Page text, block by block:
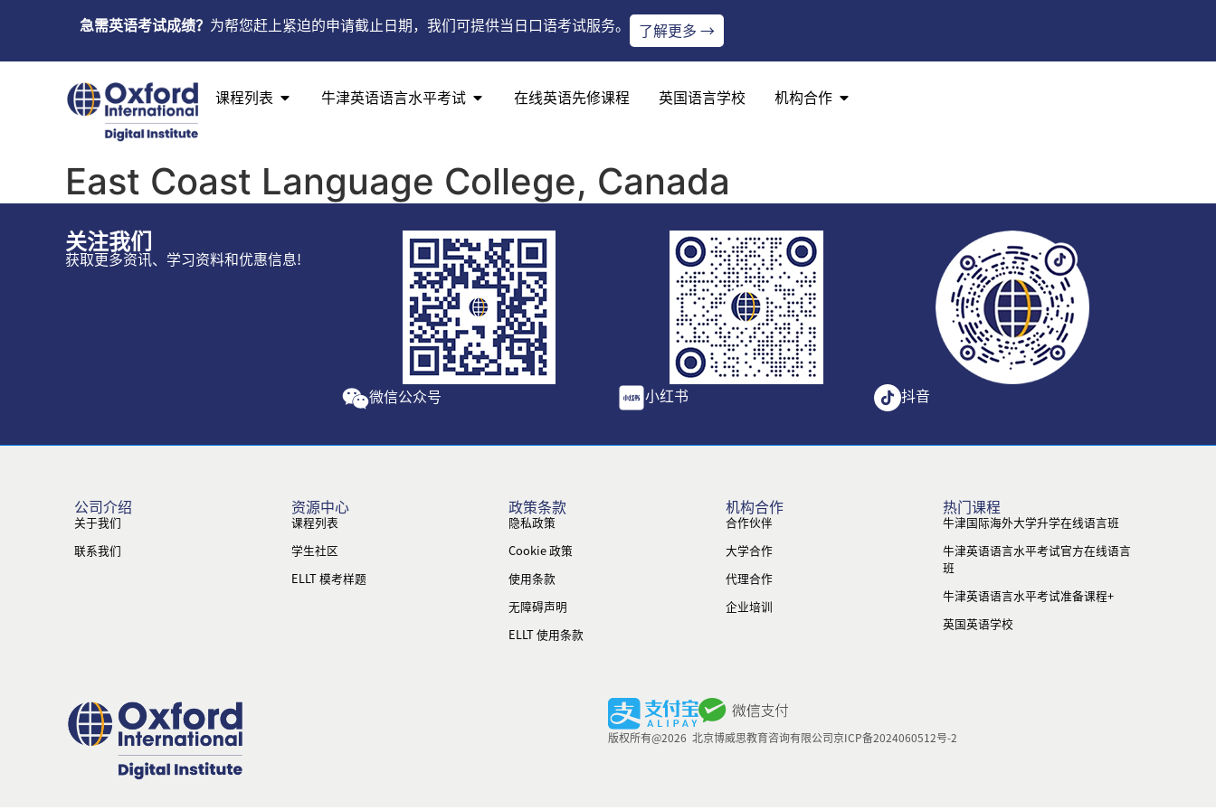
急需英语考试成绩？ 为帮您赶上紧迫的申请截止日期，我们可提供当日口语考试服务。 了解更多 →
课程列表 牛津英语语言水平考试 在线英语先修课程 英国语言学校 机构合作
East Coast Language College, Canada
关注我们
获取更多资讯、学习资料和优惠信息!
微信公众号 小红书 抖音
公司介绍
关于我们
联系我们
资源中心
课程列表
学生社区
ELLT 模考样题
政策条款
隐私政策
Cookie 政策
使用条款
无障碍声明
ELLT 使用条款
机构合作
合作伙伴
大学合作
代理合作
企业培训
热门课程
牛津国际海外大学升学在线语言班
牛津英语语言水平考试官方在线语言
班
牛津英语语言水平考试准备课程+
英国英语学校
版权所有@2026 北京博威思教育咨询有限公司京ICP备2024060512号-2